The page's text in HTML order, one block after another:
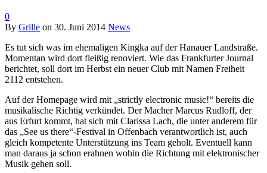
0
By Grille on 30. Juni 2014 News
Es tut sich was im ehemaligen Kingka auf der Hanauer Landstraße.
Momentan wird dort fleißig renoviert. Wie das Frankfurter Journal
berichtet, soll dort im Herbst ein neuer Club mit Namen Freiheit
2112 entstehen.
Auf der Homepage wird mit „strictly electronic music!“ bereits die
musikalische Richtig verkündet. Der Macher Marcus Rudloff, der
aus Erfurt kommt, hat sich mit Clarissa Lach, die unter anderem für
das „See us there“-Festival in Offenbach verantwortlich ist, auch
gleich kompetente Unterstützung ins Team geholt. Eventuell kann
man daraus ja schon erahnen wohin die Richtung mit elektronischer
Musik gehen soll.